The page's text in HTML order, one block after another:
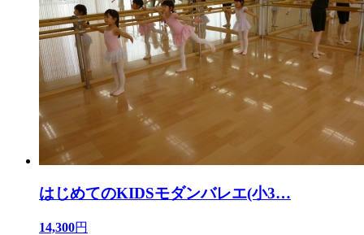
はじめてのKIDSモダンバレエ(小3…
14,300円